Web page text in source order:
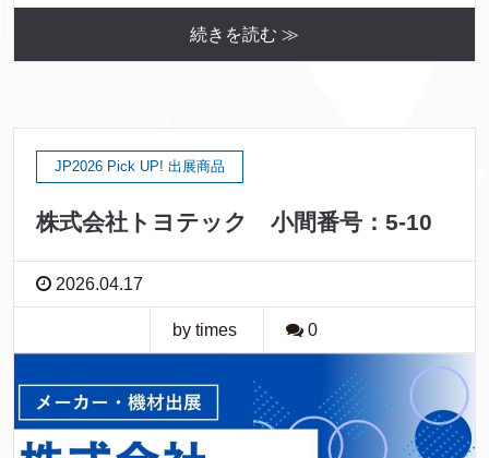
続きを読む ≫
JP2026 Pick UP! 出展商品
株式会社トヨテック 小間番号：5-10
2026.04.17
by times 0